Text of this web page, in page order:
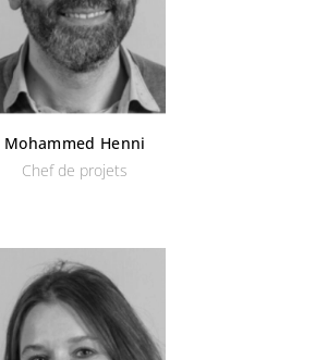
Mohammed Henni
Chef de projets